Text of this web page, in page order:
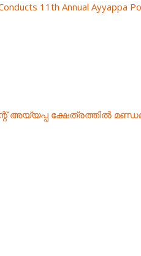
11th Annual Ayyappa
അയ്യപ്പ ക്ഷേത്രത്തിൽ